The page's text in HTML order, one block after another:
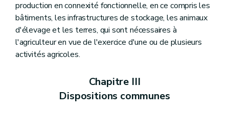
Art. D370
Sous-section 3 La gestion financière
Art. D371
Art. D372
Art. D373
Art. D374
Art. D377
Art. D378
Section 3
Le Comité de concertation et de suivi de la recherche agronomique
production en connexité fonctionnelle, en ce compris les
bâtiments, les infrastructures de stockage, les animaux
d'élevage et les terres, qui sont nécessaires à
l'agriculteur en vue de l'exercice d'une ou de plusieurs
activités agricoles.
Chapitre III
Dispositions communes